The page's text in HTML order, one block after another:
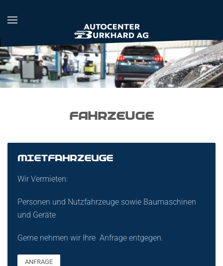
Zum Hauptinhalt springen
Fahrzeuge
MIETFAHRZEUGE
Wir Vermieten:
Personen und Nutzfahrzeuge sowie Baumaschinen
und Geräte
Gerne nehmen wir Ihre Anfrage entgegen.
ANFRAGE